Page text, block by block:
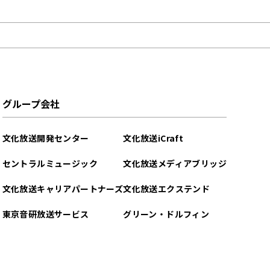
グループ会社
文化放送開発センター
セントラルミュージック
文化放送キャリアパートナーズ
東京音研放送サービス
文化放送iCraft
文化放送メディアブリッジ
文化放送エクステンド
グリーン・ドルフィン